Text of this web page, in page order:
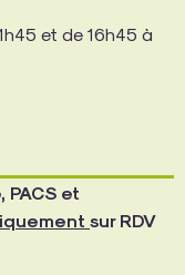
et de 16h45 à
et
sur RDV